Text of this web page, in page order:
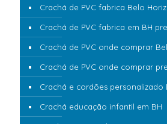
Crachá de PVC fabrica Belo
Crachá de PVC fabrica em BH
Crachá de PVC onde comprar
Crachá de PVC onde comprar
Crachá e cordões personalizado
Crachá educação infantil em BH